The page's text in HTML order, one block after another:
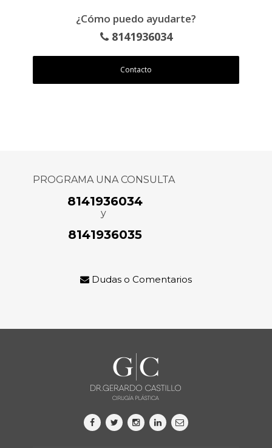
¿Cómo puedo ayudarte?
8141936034
Contacto
PROGRAMA UNA CONSULTA
8141936034
y
8141936035
Dudas o Comentarios